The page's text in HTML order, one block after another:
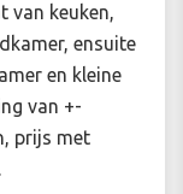
van keuken,
ensuite
en kleine
van +-
prijs met